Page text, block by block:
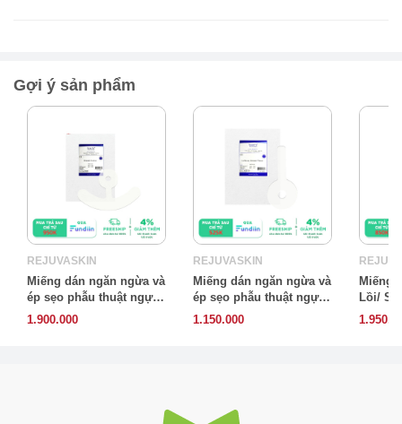
Gợi ý sản phẩm
REJUVASKIN
Miếng dán ngăn ngừa và
ép sẹo phẫu thuật ngực
Rejuvaskin Scar FX
1.900.000
REJUVASKIN
Miếng dán ngăn ngừa và
ép sẹo phẫu thuật ngực
Rejuvaskin Scar FX
1.150.000
Miếng
Lồi/